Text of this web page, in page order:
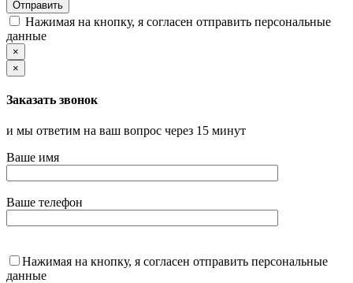
Нажимая на кнопку, я согласен отправить персональные
данные
×
×
Заказать звонок
и мы ответим на ваш вопрос через 15 минут
Ваше имя
Ваше телефон
Нажимая на кнопку, я согласен отправить персональные
данные